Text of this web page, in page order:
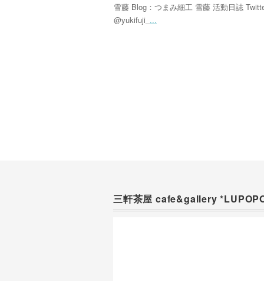
雪藤 Blog：つまみ細工 雪藤 活動日誌
@yukifuji_ ...
三軒茶屋 cafe&gallery